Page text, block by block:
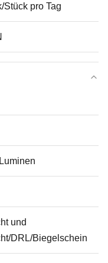
Stück pro Tag
und
DRL/Biegelschein